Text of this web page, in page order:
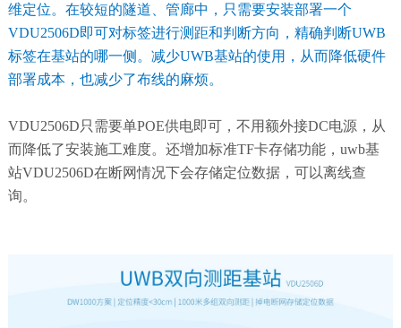
维定位。在较短的隧道、管廊中，只需要安装部署一个
VDU2506D即可对标签进行测距和判断方向，精确判断UWB
标签在基站的哪一侧。减少UWB基站的使用，从而降低硬件
部署成本，也减少了布线的麻烦。
VDU2506D只需要单POE供电即可，不用额外接DC电源，从
而降低了安装施工难度。还增加标准TF卡存储功能，uwb基
站VDU2506D在断网情况下会存储定位数据，可以离线查
询。